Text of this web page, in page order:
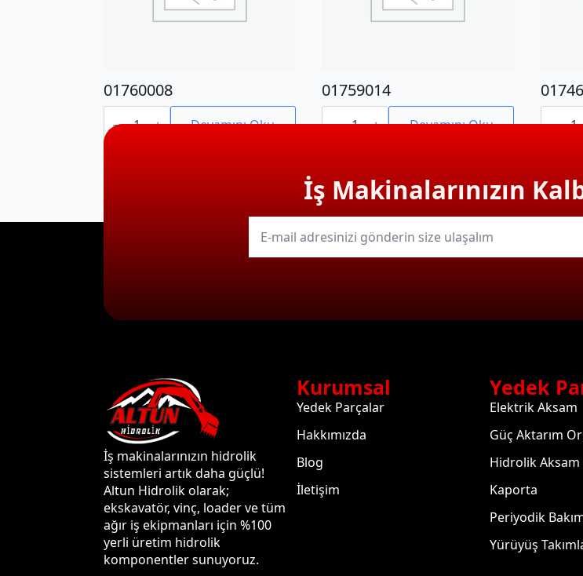
01760008
01760008
adet Devamını Oku
01759014
01759014
adet Devamını Oku adet
İş Makinalarınızın
E-
mail
İş makinalarınızın hidrolik
sistemleri artık daha güçlü!
Altun Hidrolik olarak;
ekskavatör, vinç, loader ve tüm
ağır iş ekipmanları için %100
yerli üretim hidrolik
komponentler sunuyoruz.
Kurumsal
Yedek Parçalar
Hakkımızda
Blog
İletişim
Yedek
Elektrik Aksam
Güç Aktarım
Hidrolik Aksam
Kaporta
Periyodik
Yürüyüş